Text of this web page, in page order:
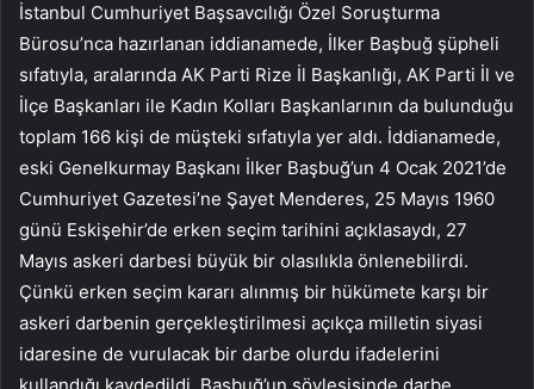
İstanbul Cumhuriyet Başsavcılığı Özel Soruşturma
Bürosu’nca hazırlanan iddianamede, İlker Başbuğ şüpheli
sıfatıyla, aralarında AK Parti Rize İl Başkanlığı, AK Parti İl ve
İlçe Başkanları ile Kadın Kolları Başkanlarının da bulunduğu
toplam 166 kişi de müşteki sıfatıyla yer aldı. İddianamede,
eski Genelkurmay Başkanı İlker Başbuğ’un 4 Ocak 2021’de
Cumhuriyet Gazetesi’ne Şayet Menderes, 25 Mayıs 1960
günü Eskişehir’de erken seçim tarihini açıklasaydı, 27
Mayıs askeri darbesi büyük bir olasılıkla önlenebilirdi.
Çünkü erken seçim kararı alınmış bir hükümete karşı bir
askeri darbenin gerçekleştirilmesi açıkça milletin siyasi
idaresine de vurulacak bir darbe olurdu ifadelerini